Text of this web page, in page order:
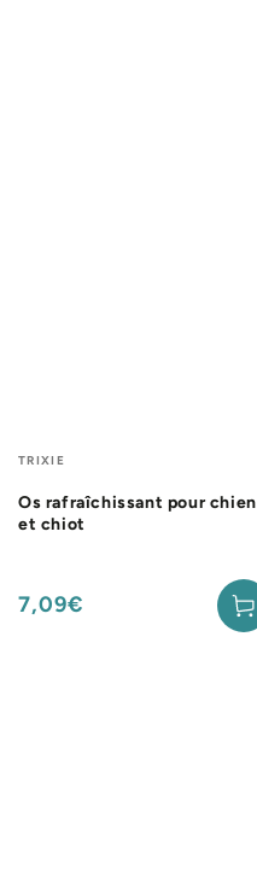
Fournisseur:
TRIXIE
Os rafraîchissant pour chien
et chiot
Prix
7,09€